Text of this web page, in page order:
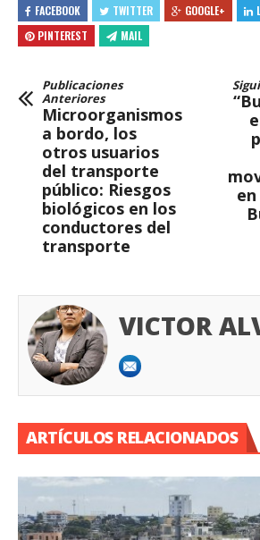
FACEBOOK TWITTER GOOGLE+
PINTEREST
MAIL
Publicaciones
Anteriores
Microorganismos
a bordo, los
otros usuarios
del transporte
público: Riesgos
biológicos en los
conductores del
transporte
VICTOR
ARTÍCULOS RELACIONADOS